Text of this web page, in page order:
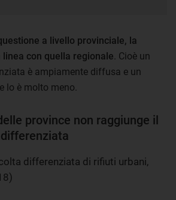
a livello provinciale, la
con quella regionale . Cioè un
è ampiamente diffusa e un
lo è molto meno.
province non raggiunge il
differenziata di rifiuti urbani,